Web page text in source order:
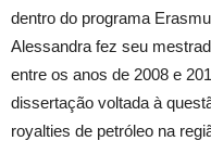
dentro do programa
Alessandra fez seu
entre os anos de 2008 e
dissertação voltada à
royalties de petróleo na